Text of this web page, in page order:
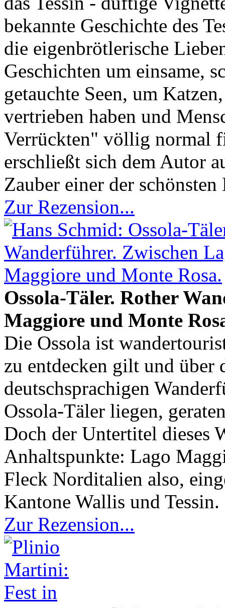
bekannte Geschichte des
die eigenbrötlerische
Geschichten um einsame,
getauchte Seen, um
vertrieben haben und
Verrückten" völlig normal
erschließt sich dem Autor
Zauber einer der
Zur Rezension...
Ossola-Täler. Rother
Maggiore und Monte
Die Ossola ist
zu entdecken gilt und über
deutschsprachigen
Ossola-Täler liegen,
Doch der Untertitel dieses
Anhaltspunkte: Lago
Fleck Norditalien also,
Kantone Wallis und Tessin.
Zur Rezension...